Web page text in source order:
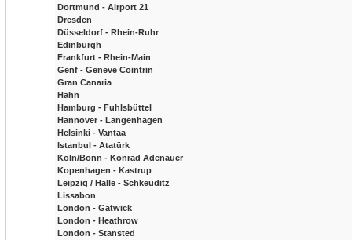
Dortmund - Airport 21
Dresden
Düsseldorf - Rhein-Ruhr
Edinburgh
Frankfurt - Rhein-Main
Genf - Geneve Cointrin
Gran Canaria
Hahn
Hamburg - Fuhlsbüttel
Hannover - Langenhagen
Helsinki - Vantaa
Istanbul - Atatürk
Köln/Bonn - Konrad Adenauer
Kopenhagen - Kastrup
Leipzig / Halle - Schkeuditz
Lissabon
London - Gatwick
London - Heathrow
London - Stansted